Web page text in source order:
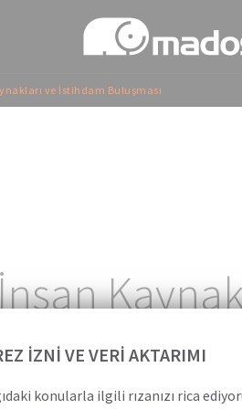
ve İstihdam Buluşması
İZNİ VE VERİ AKTARIMI
konularla ilgili rızanızı rica